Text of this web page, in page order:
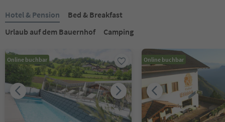
Hotel & Pension
Bed & Breakfast
Urlaub auf dem Bauernhof
Camping
Online buchbar Online buchbar